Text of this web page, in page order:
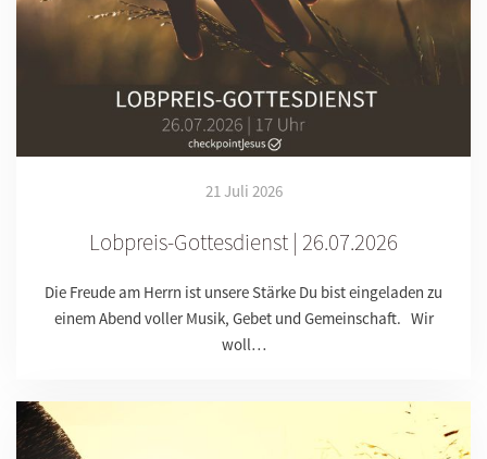
21 Juli 2026
Lobpreis-Gottesdienst | 26.07.2026
Die Freude am Herrn ist unsere Stärke Du bist eingeladen zu
einem Abend voller Musik, Gebet und Gemeinschaft. Wir
woll…